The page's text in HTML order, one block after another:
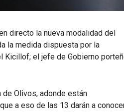
directo la nueva modalidad del
la medida dispuesta por la
Kicillof; el jefe de Gobierno
Olivos, adonde están
a eso de las 13 darán a